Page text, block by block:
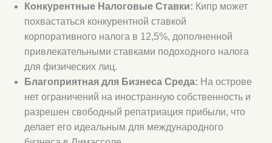
Конкурентные Налоговые Ставки: Кипр может
похвастаться конкурентной ставкой
корпоративного налога в 12,5%, дополненной
привлекательными ставками подоходного налога
для физических лиц.
Благоприятная для Бизнеса Среда: На острове
нет ограничений на иностранную собственность и
разрешен свободный репатриация прибыли, что
делает его идеальным для международного